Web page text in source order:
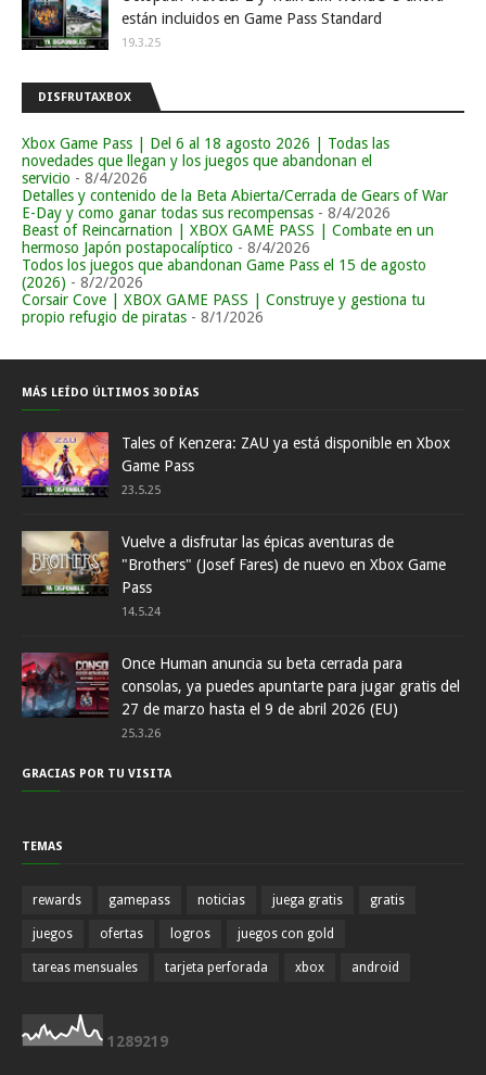
están incluidos en Game Pass Standard
19.3.25
DISFRUTAXBOX
Xbox Game Pass | Del 6 al 18 agosto 2026 | Todas las
novedades que llegan y los juegos que abandonan el
servicio - 8/4/2026
Detalles y contenido de la Beta Abierta/Cerrada de Gears of War
E-Day y como ganar todas sus recompensas - 8/4/2026
Beast of Reincarnation | XBOX GAME PASS | Combate en un
hermoso Japón postapocalíptico - 8/4/2026
Todos los juegos que abandonan Game Pass el 15 de agosto
(2026) - 8/2/2026
Corsair Cove | XBOX GAME PASS | Construye y gestiona tu
propio refugio de piratas - 8/1/2026
MÁS LEÍDO ÚLTIMOS 30 DÍAS
Tales of Kenzera: ZAU ya está disponible en Xbox
Game Pass
23.5.25
Vuelve a disfrutar las épicas aventuras de
"Brothers" (Josef Fares) de nuevo en Xbox Game
Pass
14.5.24
Once Human anuncia su beta cerrada para
consolas, ya puedes apuntarte para jugar gratis del
27 de marzo hasta el 9 de abril 2026 (EU)
25.3.26
GRACIAS POR TU VISITA
TEMAS
rewards gamepass noticias juega gratis gratis
juegos ofertas logros juegos con gold
tareas mensuales tarjeta perforada xbox android
1 28921 9